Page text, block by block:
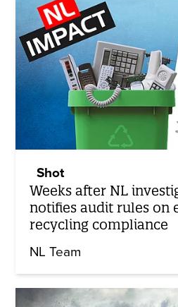
Shot
Weeks after NL
notifies audit rules on
recycling compliance
NL Team